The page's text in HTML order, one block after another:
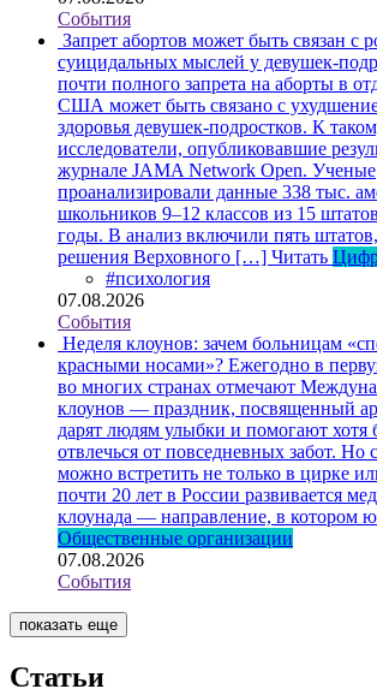
События
Запрет абортов может быть связан с
суицидальных мыслей у девушек-
почти полного запрета на аборты в
США может быть связано с
здоровья девушек-подростков. К
исследователи, опубликовавшие
журнале JAMA Network Open. Ученые
проанализировали данные 338 тыс.
школьников 9–12 классов из 15
годы. В анализ включили пять
решения Верховного […] Читать
#психология
07.08.2026
События
Неделя клоунов: зачем больницам
красными носами»? Ежегодно в
во многих странах отмечают
клоунов — праздник, посвященный
дарят людям улыбки и помогают хотя
отвлечься от повседневных забот. Но
можно встретить не только в цирке
почти 20 лет в России развивается
клоунада — направление, в котором
Общественные организации
07.08.2026
События
показать еще
Статьи